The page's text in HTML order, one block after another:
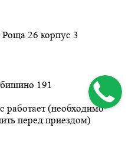
26 корпус 3
191
(необходимо
перед приездом)